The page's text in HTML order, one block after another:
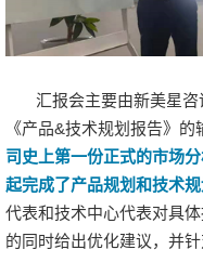
汇报会主要由新美星
《产品&技术规划报告》的
司史上第一份正式的市场
起完成了产品规划和技术规
代表和技术中心代表对具
的同时给出优化建议，并